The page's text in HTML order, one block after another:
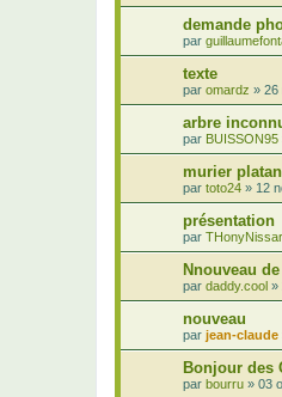
demande
par
texte
par omardz » 26
arbre
par BUISSON95
murier
par toto24 » 12
présentation
par
Nnouveau
par daddy.cool »
nouveau
par jean-claude
Bonjour des
par bourru » 03